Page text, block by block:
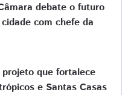
debate o futuro
com chefe da
que fortalece
e Santas Casas